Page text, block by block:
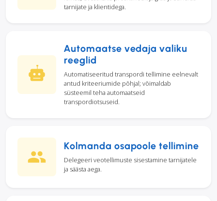
tarnijate ja klientidega.
Automaatse vedaja valiku
reeglid
Automatiseeritud transpordi tellimine eelnevalt
antud kriteeriumide põhjal; võimaldab
süsteemil teha automaatseid
transpordiotsuseid.
Kolmanda osapoole tellimine
Delegeeri veotellimuste sisestamine tarnijatele
ja säästa aega.